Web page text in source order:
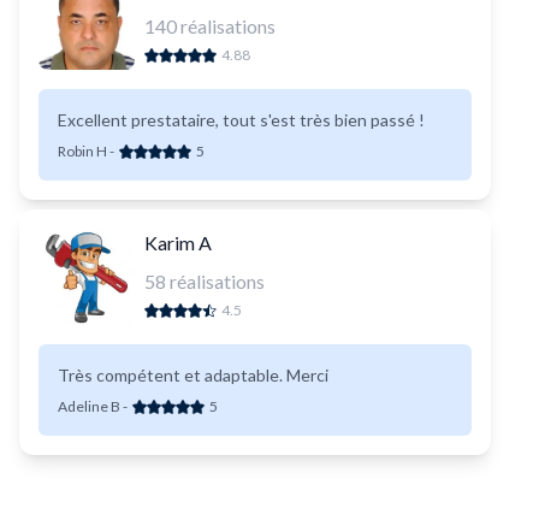
140réalisations
4.88
Excellent prestataire, tout s'est très bien passé !
Robin H - 5
Karim A
58 réalisations
4.5
Très compétent et adaptable. Merci
Adeline B - 5